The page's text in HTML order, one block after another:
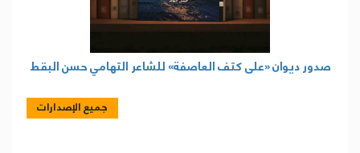
صدور ديوان «على كتف العاصفة» للشاعر التهامي حسن البقط
جميع الإصدارات